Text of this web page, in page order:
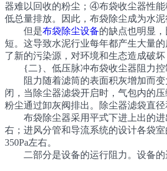
器难以回收的粉尘；④布袋收尘器性
低总量排放。因此，布袋除尘成为水泥
但是布袋除尘设备的缺点也明显
短。这导致水泥行业每年都产生大量
了新的污染源，对环境和生态造成破
{二}、低压脉冲布袋收尘器阻力控
阻力随着滤筒的表面积灰增加而变
闭，当除尘器滤袋开启时，气包内的
粉尘通过卸灰阀排出。除尘器滤袋直
布袋除尘器采用平式下进上出的进
右；进风分管和导流系统的设计各袋
350Pa左右。
二部分是设备的运行阻力。设备的